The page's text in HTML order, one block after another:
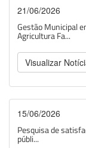
21/06/2026
Gestão Municipal
Agricultura Fa...
Visualizar
15/06/2026
Pesquisa de
públi...